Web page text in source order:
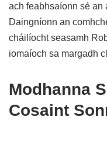
ach feabhsaíonn sé an
Daingníonn an
cháilíocht seasamh
iomaíoch sa margadh
Modhanna
Cosaint